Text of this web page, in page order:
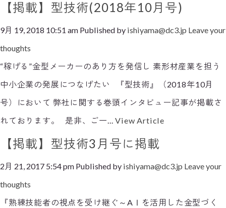
【掲載】型技術(2018年10月号)
9月 19, 2018 10:51 am Published by ishiyama@dc3.jp Leave your
thoughts
“稼げる”金型メーカーのあり方を発信し 素形材産業を担う
中小企業の発展につなげたい 『型技術』（2018年10月
号）において 弊社に関する巻頭インタビュー記事が掲載さ
れております。 是非、ご一...View Article
【掲載】型技術3月号に掲載
2月 21, 2017 5:54 pm Published by ishiyama@dc3.jp Leave your
thoughts
『熟練技能者の視点を受け継ぐ～AⅠを活用した金型づく